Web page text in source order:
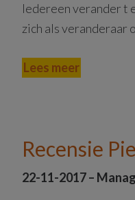
Iedereen verander t
zich als veranderaar
Lees meer
Recensie
22-11-2017 –